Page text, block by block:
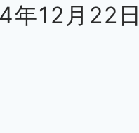
年12月22